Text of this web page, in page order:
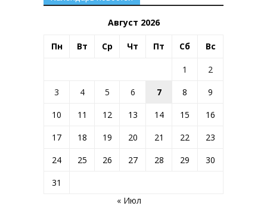
Август 2026
Пн Вт Ср Чт Пт Сб Вс
1
2
3
4 5 6 7 8
9
10
11 12 13 14 15
16
17
18 19 20 21 22
23
24
25 26 27 28 29
30
31
« Июл